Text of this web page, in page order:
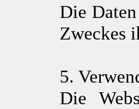
Die
Zweckes
5.
Die